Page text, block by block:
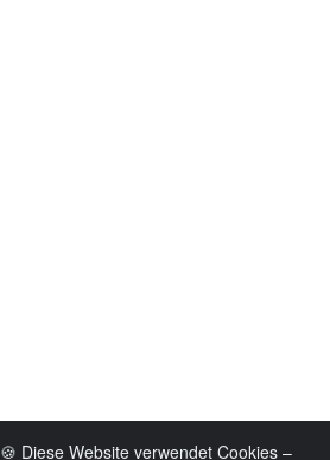
🍪 Diese Website verwendet Cookies –